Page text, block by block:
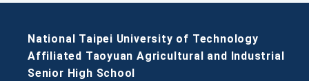
National Taipei University of Technology
Affiliated Taoyuan Agricultural and Industrial
Senior High School